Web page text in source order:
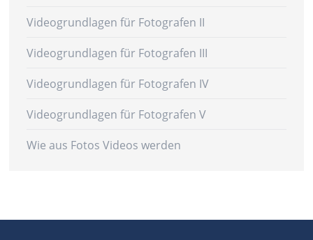
Videogrundlagen für Fotografen II
Videogrundlagen für Fotografen III
Videogrundlagen für Fotografen IV
Videogrundlagen für Fotografen V
Wie aus Fotos Videos werden